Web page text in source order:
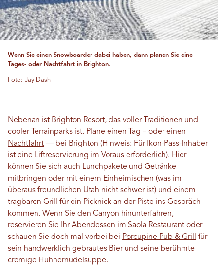
Wenn Sie einen Snowboarder dabei haben, dann planen Sie eine
Tages- oder Nachtfahrt in Brighton.
Foto: Jay Dash
Nebenan ist Brighton Resort, das voller Traditionen und
cooler Terrainparks ist. Plane einen Tag – oder einen
Nachtfahrt — bei Brighton (Hinweis: Für Ikon-Pass-Inhaber
ist eine Liftreservierung im Voraus erforderlich). Hier
können Sie sich auch Lunchpakete und Getränke
mitbringen oder mit einem Einheimischen (was im
überaus freundlichen Utah nicht schwer ist) und einem
tragbaren Grill für ein Picknick an der Piste ins Gespräch
kommen. Wenn Sie den Canyon hinunterfahren,
reservieren Sie Ihr Abendessen im Saola Restaurant oder
schauen Sie doch mal vorbei bei Porcupine Pub & Grill
für
sein handwerklich gebrautes Bier und seine berühmte
cremige Hühnernudelsuppe.